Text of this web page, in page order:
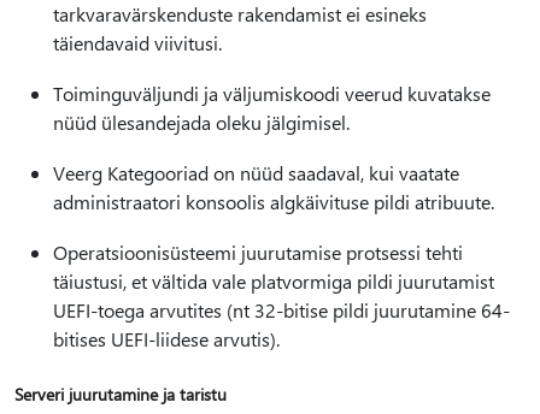
tarkvaravärskenduste rakendamist ei esineks
täiendavaid viivitusi.
Toiminguväljundi ja väljumiskoodi veerud kuvatakse
nüüd ülesandejada oleku jälgimisel.
Veerg Kategooriad on nüüd saadaval, kui vaatate
administraatori konsoolis algkäivituse pildi atribuute.
Operatsioonisüsteemi juurutamise protsessi tehti
täiustusi, et vältida vale platvormiga pildi juurutamist
UEFI-toega arvutites (nt 32-bitise pildi juurutamine 64-
bitises UEFI-liidese arvutis).
Serveri juurutamine ja taristu